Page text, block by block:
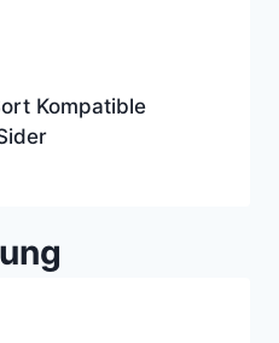
Kompatible